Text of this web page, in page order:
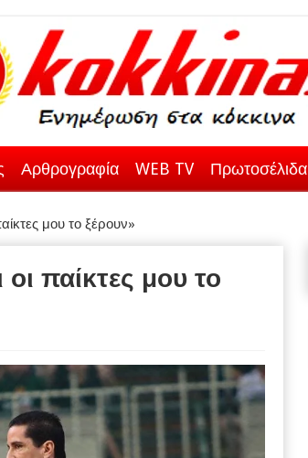
Αρθρογραφία WEB TV Πρωτοσέλιδα
μου το ξέρουν»
οι παίκτες μου το